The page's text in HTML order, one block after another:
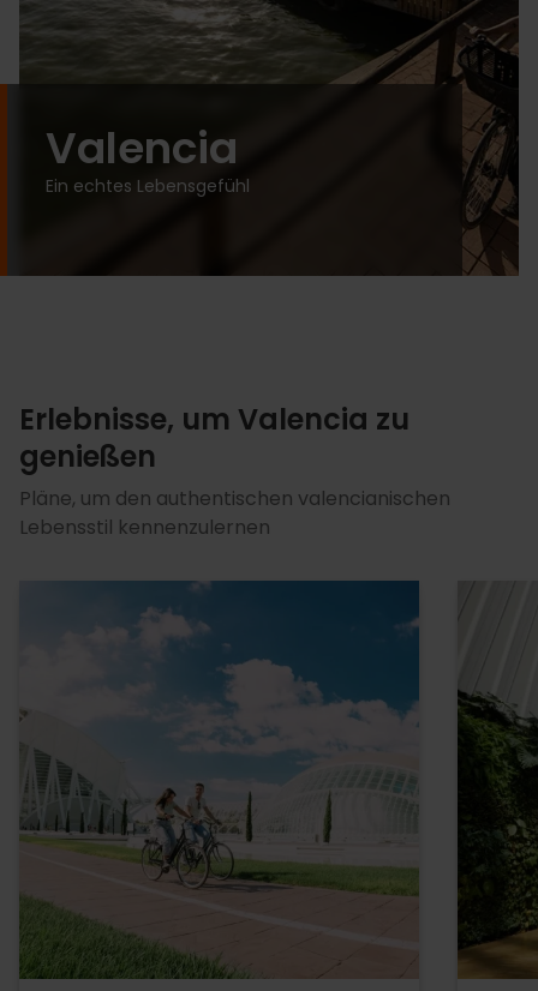
Valencia
Ein echtes Lebensgefühl
Erlebnisse, um Valencia zu
genießen
Pläne, um den authentischen valencianischen
Lebensstil kennenzulernen